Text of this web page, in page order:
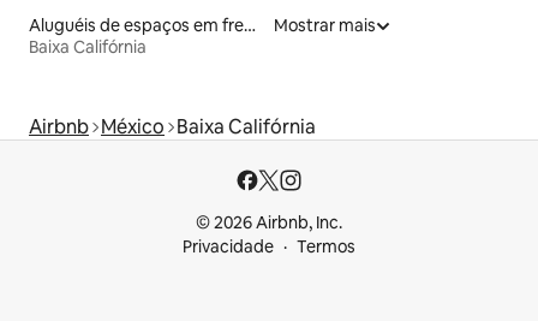
Aluguéis de espaços em frente à praia
Baixa Califórnia
Mostrar mais
Airbnb México Baixa Califórnia
© 2026 Airbnb, Inc.
Privacidade
Termos